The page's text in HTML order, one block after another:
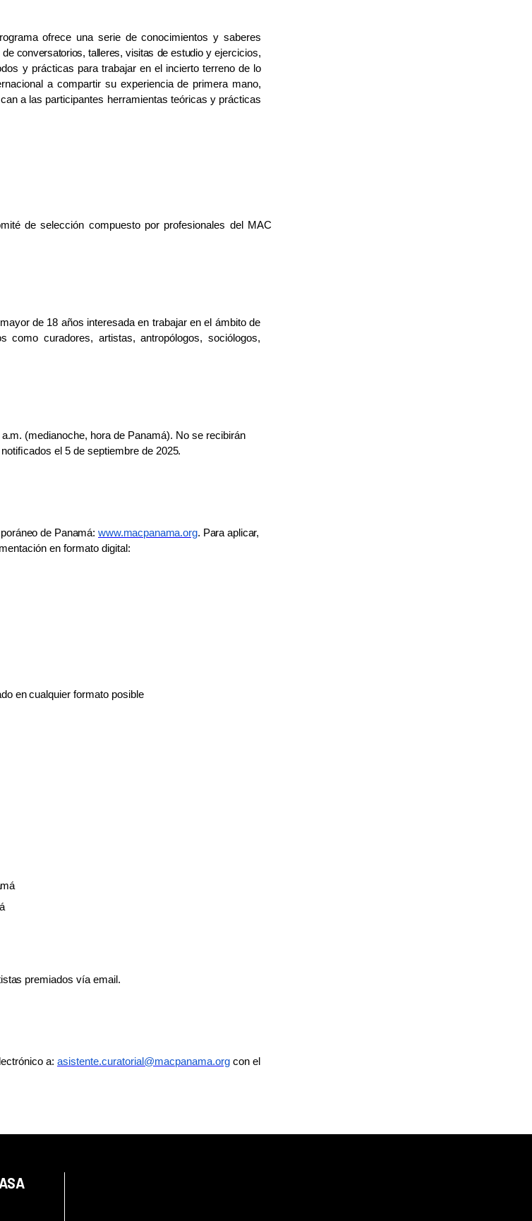
ofrece una serie de conocimientos y saberes
de conversatorios, talleres, visitas de estudio y ejercicios,
y prácticas para trabajar en el incierto terreno de lo
a compartir su experiencia de primera mano,
a las participantes herramientas teóricas y prácticas
de selección compuesto por profesionales del MAC
de 18 años interesada en trabajar en el ámbito de
como curadores, artistas, antropólogos, sociólogos,
a.m. (medianoche, hora de Panamá). No se recibirán
el 5 de septiembre de 2025.
de Panamá: www.macpanama.org. Para aplicar,
en formato digital:
encualquier formato posible
premiados vía email.
a: asistente.curatorial@macpanama.org con el